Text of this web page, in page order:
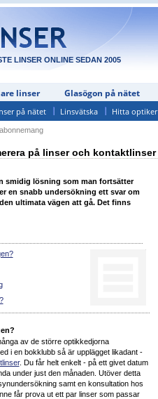
LINSER ONLINE SEDAN 2005
linser Glasögon på nätet
på nätet Linsvätska Hitta optiker
på linser och kontaktlinser
smidig lösning som man fortsätter
en snabb undersökning ett svar om
ultimata vägen att gå. Det finns
av de större optikkedjorna
i en bokklubb så är upplägget likadant -
. Du får helt enkelt - på ett givet datum
under just den månaden. Utöver detta
samt en konsultation hos
får prova ut ett par linser som passar